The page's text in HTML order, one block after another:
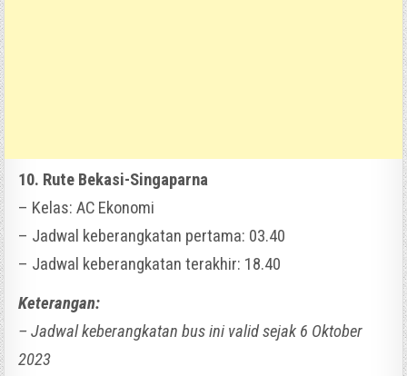
10. Rute Bekasi-Singaparna
– Kelas: AC Ekonomi
– Jadwal keberangkatan pertama: 03.40
– Jadwal keberangkatan terakhir: 18.40
Keterangan:
– Jadwal keberangkatan bus ini valid sejak 6 Oktober
2023